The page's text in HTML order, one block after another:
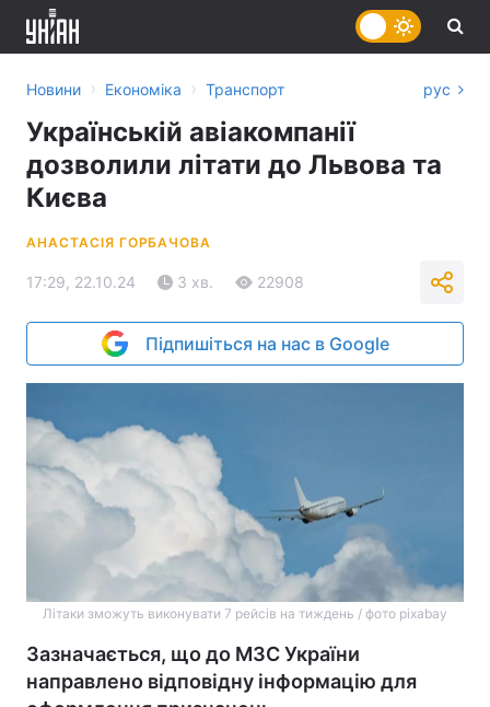
Новини › Економіка › Транспорт рус
Українській авіакомпанії
дозволили літати до Львова та
Києва
АНАСТАСІЯ ГОРБАЧОВА
17:29, 22.10.24 3 хв. 22908
Підпишіться на нас в Google
Літаки зможуть виконувати 7 рейсів на тиждень / фото pixabay
Зазначається, що до МЗС України
направлено відповідну інформацію для